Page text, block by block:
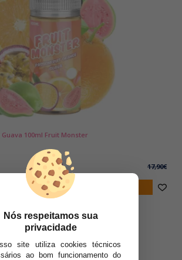
notificar-me
100ml Fruit Monster
9,90€ 17,90€
Nós respeitamos sua
privacidade
site utiliza cookies técnicos
ao bom funcionamento do